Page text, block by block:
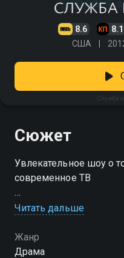
8.6 8.1
США
Служба
Сюжет
Увлекательное шоу о
современное ТВ
Посмотреть онлайн 2
хорошем HD качестве
Читать дальше
Жанр
Драма